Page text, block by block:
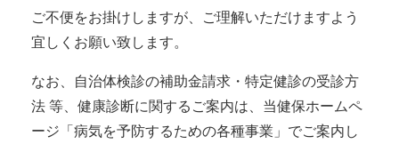
ご不便をお掛けしますが、ご理解いただけますよう
宜しくお願い致します。
なお、自治体検診の補助金請求・特定健診の受診方
法 等、健康診断に関するご案内は、当健保ホームペ
ージ「病気を予防するための各種事業」でご案内し